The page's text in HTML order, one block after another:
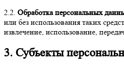
2.2. Обработка персональных
или без использования таких
извлечение, использование,
3. Субъекты